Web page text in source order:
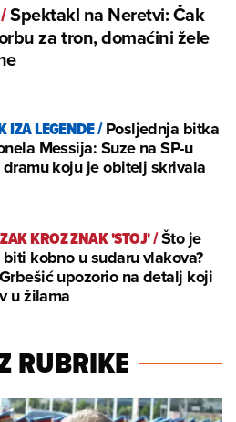
/Spektakl na Neretvi: Čak
za tron, domaćini žele
IZA LEGENDE/Posljednja bitka
Messija: Suze na SP-u
koju je obitelj skrivala
KROZ ZNAK 'STOJ'/Što je
kobno u sudaru vlakova?
upozorio na detalj koji
u žilama
RUBRIKE